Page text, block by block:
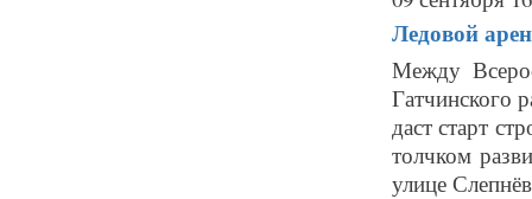
Ледовой
Между
Гатчинского
даст старт
толчком
улице